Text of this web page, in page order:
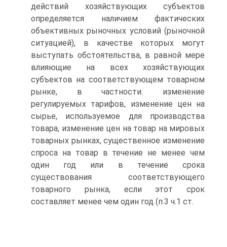
действий хозяйствующих субъектов
определяется наличием фактических
объективных рыночных условий (ры­ночной
ситуацией), в качестве которых могут
выступать обстоятельства, в равной мере
влияющие на всех хозяйствующих
субъектов на соответствую­щем товарном
рынке, в частности: изменение
регулируемых тарифов, изме­нение цен на
сырье, используемое для производства
товара, изменение цен на товар на мировых
товарных рынках, существенное изменение
спроса на то­вар в течение не менее чем
один год или в течение срока
существования со­ответствующего
товарного рынка, если этот срок
составляет менее чем один год (п.3 ч.1 ст.